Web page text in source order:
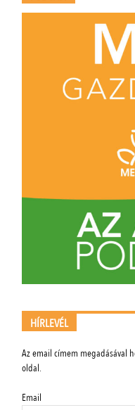
HÍRLEVÉL
Az email címem megadásával
oldal.
Email